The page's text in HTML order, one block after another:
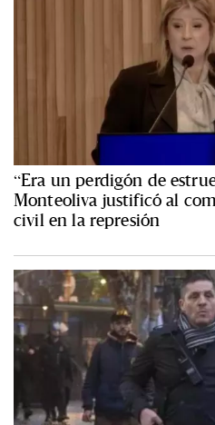
“Era un perdigón de
Monteoliva justificó al
civil en la represión